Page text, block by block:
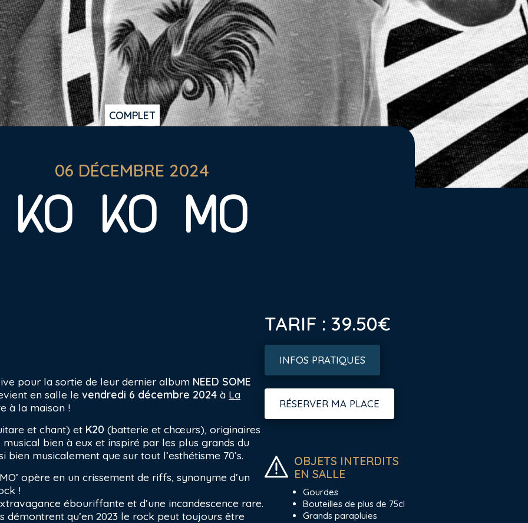
COMPLET
06 DÉCEMBRE 2024
KO KO MO
pour la sortie de leur dernier album NEED SOME
en salle le vendredi 6 décembre 2024 à La
à la maison !
et chant) et K20 (batterie et chœurs), originaires
bien à eux et inspiré par les plus grands du
musicalement que sur tout l’esthétisme 70’s.
opère en un crissement de riffs, synonyme d’un
!
ébouriffante et d’une incandescence rare.
démontrent qu’en 2023 le rock peut toujours être
TARIF : 39.50€
INFOS PRATIQUES
RÉSERVER MA PLACE
OBJETS INTERDITS
EN SALLE
Gourdes
Bouteilles de plus de 75cl
Grands parapluies